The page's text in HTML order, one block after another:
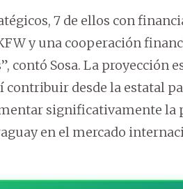
7 de ellos con
y una cooperación
contó Sosa. La proyección
contribuir desde la estatal
significativamente la
en el mercado